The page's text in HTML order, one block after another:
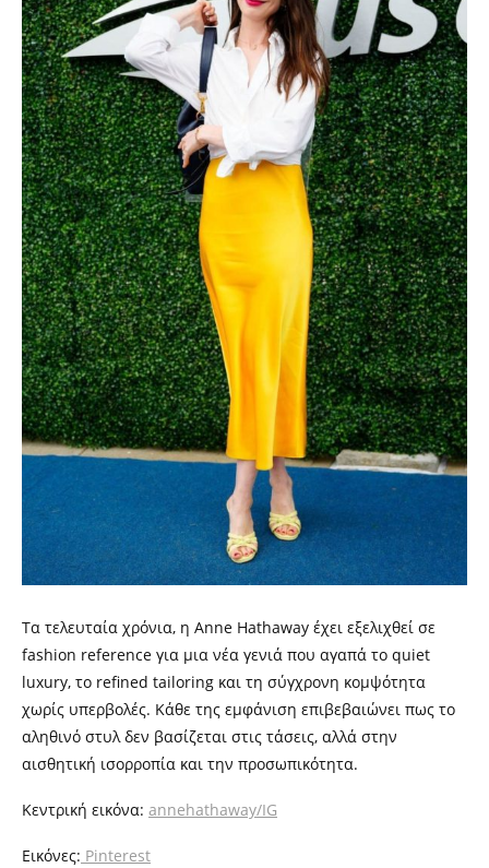
Τα τελευταία χρόνια, η Anne Hathaway έχει εξελιχθεί σε
fashion reference για μια νέα γενιά που αγαπά το quiet
luxury, το refined tailoring και τη σύγχρονη κομψότητα
χωρίς υπερβολές. Κάθε της εμφάνιση επιβεβαιώνει πως το
αληθινό στυλ δεν βασίζεται στις τάσεις, αλλά στην
αισθητική ισορροπία και την προσωπικότητα.
Κεντρική εικόνα: annehathaway/IG
Εικόνες: Pinterest